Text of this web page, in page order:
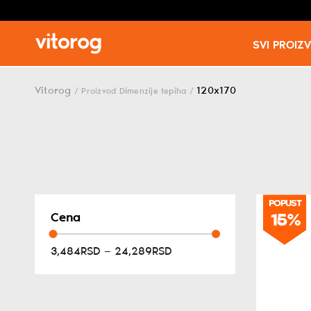
SVI
Vitorog / Proizvod Dimenzije tepiha / 120x170
Cena
3,484RSD — 24,289RSD
POPUST
15%
POPUST
15%